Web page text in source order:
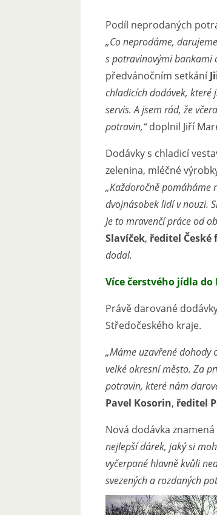
Podíl neprodaných
„Co neprodáme,
s potravinovými bankami
předvánočním setkání
chladicích dodávek,
servis. A jsem rád, že
potravin,“doplnil Jiří
Dodávky s chladicí
zelenina, mléčné
„Každoročně pomáháme
dvojnásobek lidí v nouzi.
Je to mravenčí práce od
Slavíček, ředitel České
dodal.
Více čerstvého jídla
Právě darované
Středočeského kraje.
„Máme uzavřené dohody
velké okresní město. Za
potravin, které nám
Pavel Kosorin, ředitel
Nová dodávka
nejlepší dárek, jaký si
vyčerpané hlavně kvůli
svezených a rozdaných